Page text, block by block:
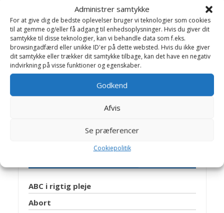
Administrer samtykke
For at give dig de bedste oplevelser bruger vi teknologier som cookies
til at gemme og/eller få adgang til enhedsoplysninger. Hvis du giver dit
samtykke til disse teknologier, kan vi behandle data som f.eks.
browsingadfærd eller unikke ID'er på dette websted. Hvis du ikke giver
dit samtykke eller trækker dit samtykke tilbage, kan det have en negativ
indvirkning på visse funktioner og egenskaber.
Godkend
Afvis
Se præferencer
Cookiepolitik
Birthe Valling & Jens
Bakkegaard
Dyrlæge Birthe Valling: Til dagligt
arbejder Birthe sammen med dygtige
kolleger på Helsinge Dyreklinik.
Jens Bakkegaard: Dyrlæge og leder af
Hillerød Dyrehospital og Helsinge
Hestehospital. En travl hverdag med
mange spændende opgaver, -som
ABC i rigtig pleje
Abort